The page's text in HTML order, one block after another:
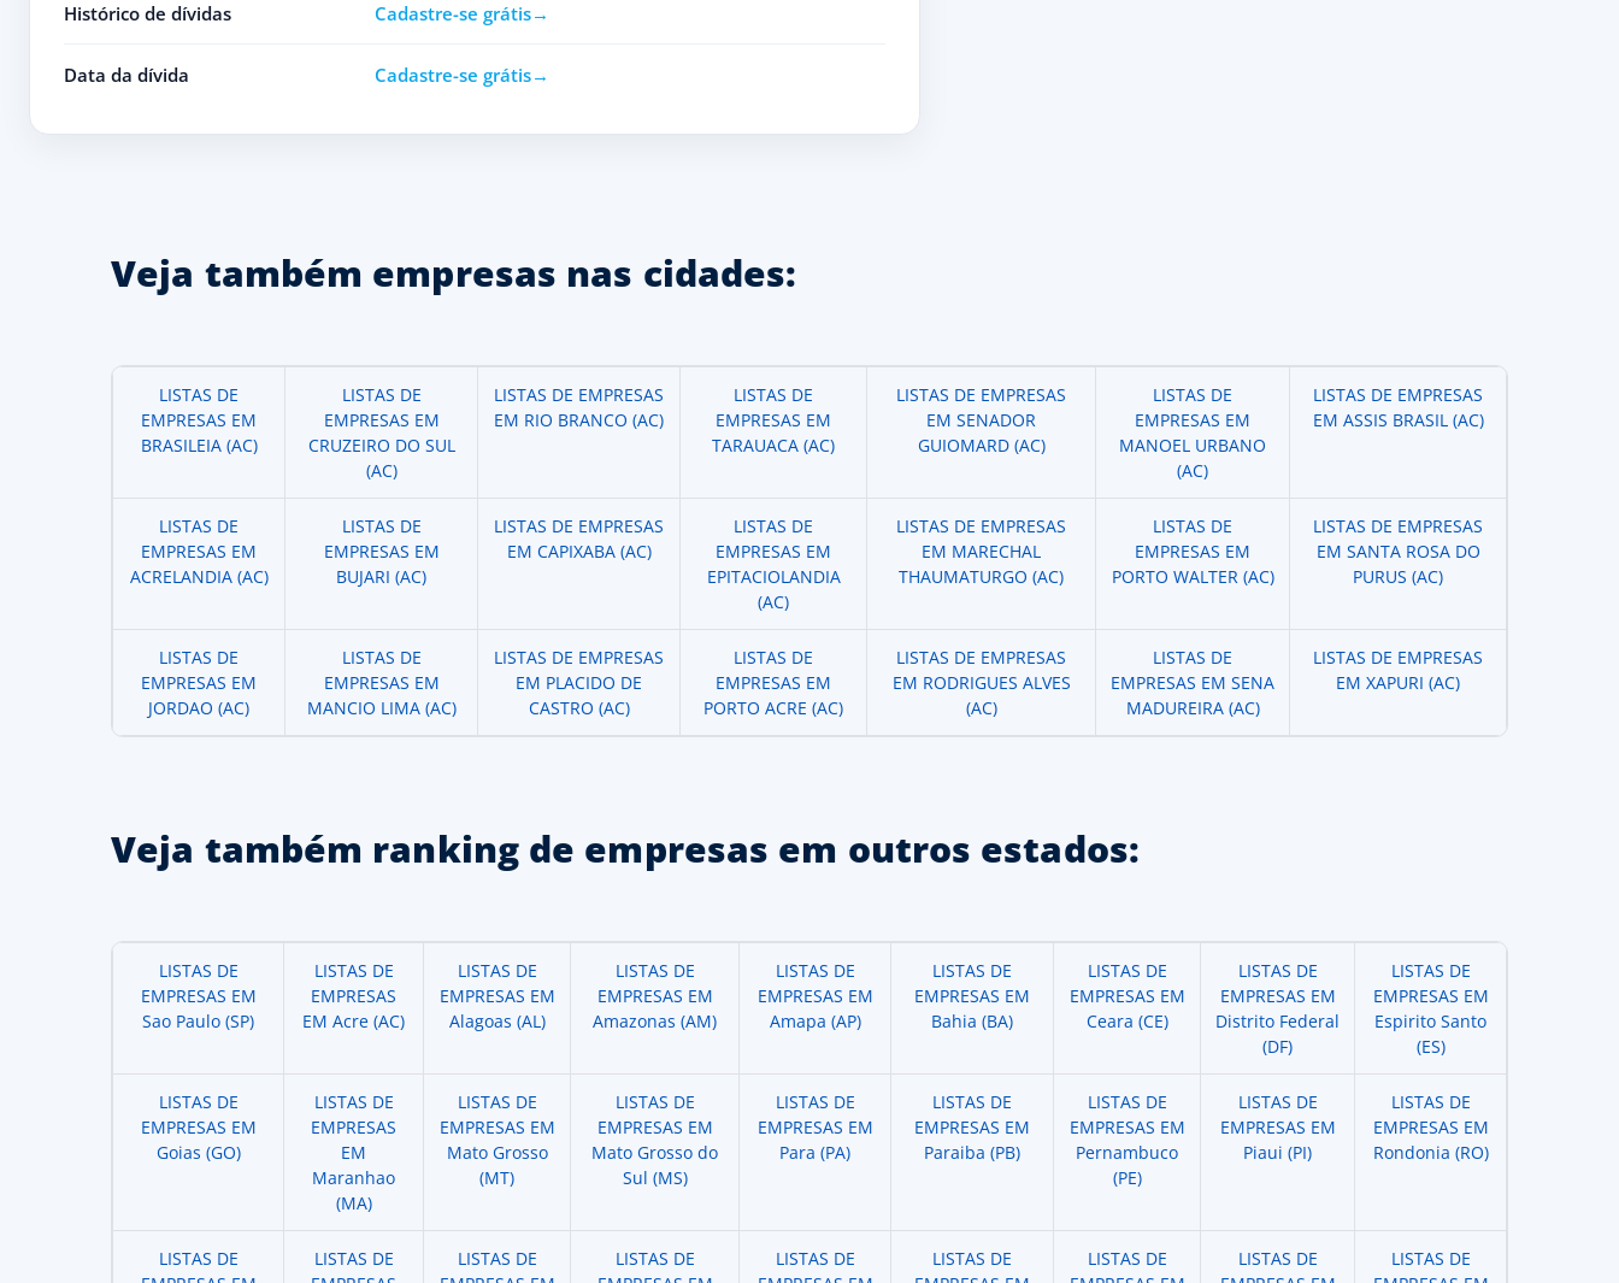
Histórico de dívidas Cadastre-se grátis
Data da dívida Cadastre-se grátis
Veja também empresas nas cidades:
LISTAS DE
EMPRESAS EM
BRASILEIA (AC)
LISTAS DE
EMPRESAS EM
CRUZEIRO DO SUL
(AC)
LISTAS DE EMPRESAS
EM RIO BRANCO (AC)
LISTAS DE
EMPRESAS EM
TARAUACA (AC)
LISTAS DE EMPRESAS
EM SENADOR
GUIOMARD (AC)
LISTAS DE
EMPRESAS EM
MANOEL URBANO
(AC)
LISTAS DE EMPRESAS
EM ASSIS BRASIL (AC)
LISTAS DE
EMPRESAS EM
ACRELANDIA (AC)
LISTAS DE
EMPRESAS EM
BUJARI (AC)
LISTAS DE EMPRESAS
EM CAPIXABA (AC)
LISTAS DE
EMPRESAS EM
EPITACIOLANDIA
(AC)
LISTAS DE EMPRESAS
EM MARECHAL
THAUMATURGO (AC)
LISTAS DE
EMPRESAS EM
PORTO WALTER (AC)
LISTAS DE EMPRESAS
EM SANTA ROSA DO
PURUS (AC)
LISTAS DE
EMPRESAS EM
JORDAO (AC)
LISTAS DE
EMPRESAS EM
MANCIO LIMA (AC)
LISTAS DE EMPRESAS
EM PLACIDO DE
CASTRO (AC)
LISTAS DE
EMPRESAS EM
PORTO ACRE (AC)
LISTAS DE EMPRESAS
EM RODRIGUES ALVES
(AC)
LISTAS DE
EMPRESAS EM SENA
MADUREIRA (AC)
LISTAS DE EMPRESAS
EM XAPURI (AC)
Veja também ranking de empresas em outros estados:
LISTAS DE
EMPRESAS EM
Sao Paulo (SP)
LISTAS DE
EMPRESAS
EM Acre (AC)
LISTAS DE
EMPRESAS EM
Alagoas (AL)
LISTAS DE
EMPRESAS EM
Amazonas (AM)
LISTAS DE
EMPRESAS EM
Amapa (AP)
LISTAS DE
EMPRESAS EM
Bahia (BA)
LISTAS DE
EMPRESAS EM
Ceara (CE)
LISTAS DE
EMPRESAS EM
Distrito Federal
(DF)
LISTAS DE
EMPRESAS EM
Espirito Santo
(ES)
LISTAS DE
EMPRESAS EM
Goias (GO)
LISTAS DE
EMPRESAS
EM
Maranhao
(MA)
LISTAS DE
EMPRESAS EM
Mato Grosso
(MT)
LISTAS DE
EMPRESAS EM
Mato Grosso do
Sul (MS)
LISTAS DE
EMPRESAS EM
Para (PA)
LISTAS DE
EMPRESAS EM
Paraiba (PB)
LISTAS DE
EMPRESAS EM
Pernambuco
(PE)
LISTAS DE
EMPRESAS EM
Piaui (PI)
LISTAS DE
EMPRESAS EM
Rondonia (RO)
LISTAS DE
LISTAS DE
LISTAS DE
LISTAS DE
LISTAS DE
LISTAS DE
LISTAS DE
LISTAS DE
LISTAS DE